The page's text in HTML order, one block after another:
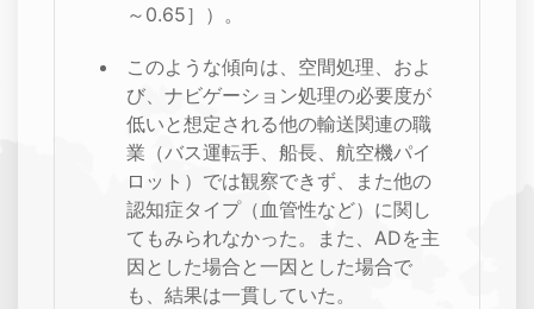
～0.65］）。
このような傾向は、空間処理、およ
び、ナビゲーション処理の必要度が
低いと想定される他の輸送関連の職
業（バス運転手、船長、航空機パイ
ロット）では観察できず、また他の
認知症タイプ（血管性など）に関し
てもみられなかった。また、ADを主
因とした場合と一因とした場合で
も、結果は一貫していた。